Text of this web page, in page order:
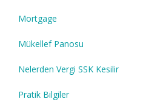
Mortgage
Mükellef Panosu
Nelerden Vergi SSK Kesilir
Pratik Bilgiler